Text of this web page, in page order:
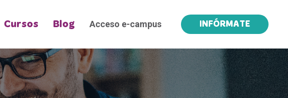
Cursos Blog Acceso e-campus INFÓRMATE